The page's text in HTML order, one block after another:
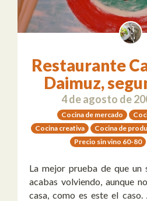
Restaurante
Daimuz,
4 de agosto de
Cocina de mercado
Cocina creativa
Cocina de
Precio sin vino 60-80
La mejor prueba de que un
acabas volviendo, aunque
casa, como es este el